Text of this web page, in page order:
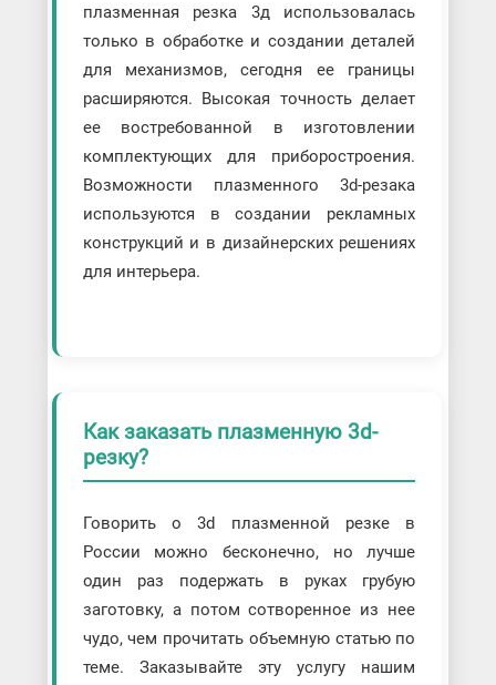
плазменная резка 3д использовалась
только в обработке и создании деталей
для механизмов, сегодня ее границы
расширяются. Высокая точность делает
ее востребованной в изготовлении
комплектующих для приборостроения.
Возможности плазменного 3d-резака
используются в создании рекламных
конструкций и в дизайнерских решениях
для интерьера.
Как заказать плазменную 3d-
резку?
Говорить о 3d плазменной резке в
России можно бесконечно, но лучше
один раз подержать в руках грубую
заготовку, а потом сотворенное из нее
чудо, чем прочитать объемную статью по
теме. Заказывайте эту услугу нашим